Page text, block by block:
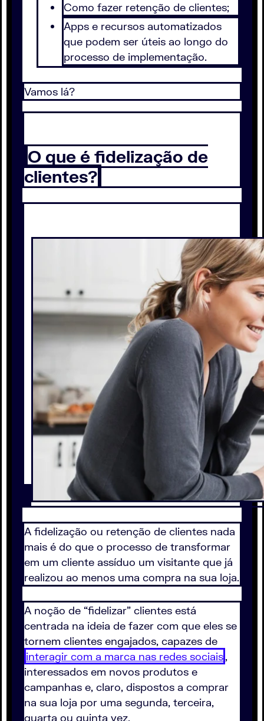
Como fazer retenção de clientes;
Apps e recursos automatizados
que podem ser úteis ao longo do
processo de implementação.
Vamos lá?
O que é fidelização de
clientes?
A fidelização ou retenção de clientes nada
mais é do que o processo de transformar
em um cliente assíduo um visitante que já
realizou ao menos uma compra na sua loja.
A noção de “fidelizar” clientes está
centrada na ideia de fazer com que eles se
tornem clientes engajados, capazes de
interagir com a marca nas redes sociais,
interessados em novos produtos e
campanhas e, claro, dispostos a comprar
na sua loja por uma segunda, terceira,
quarta ou quinta vez.